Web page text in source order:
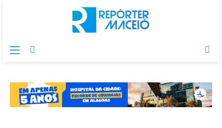
Menu